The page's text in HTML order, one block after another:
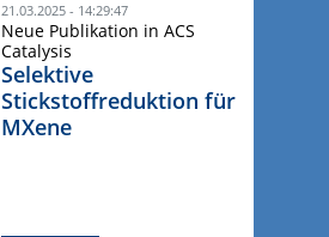
21.03.2025 - 14:29:47
Neue Publikation in ACS
Catalysis
Selektive
Stickstoffreduktion für
MXene